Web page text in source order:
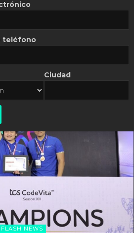
FLASH NEWS
Mercado Libre por costos
10 MARZO, 2026
FLASH NEWS
teléfono
Ciudad